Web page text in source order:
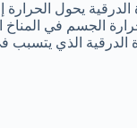
الدرقية يحول
الجسم في المناخ
الذي يتسبب